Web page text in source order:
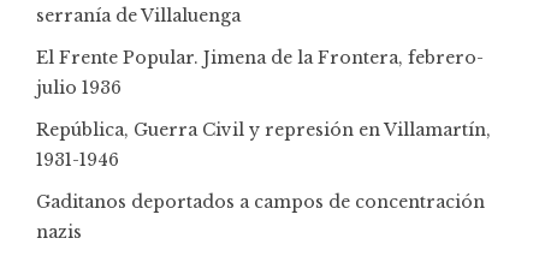
serranía de Villaluenga
El Frente Popular. Jimena de la Frontera, febrero-
julio 1936
República, Guerra Civil y represión en Villamartín,
1931-1946
Gaditanos deportados a campos de concentración
nazis